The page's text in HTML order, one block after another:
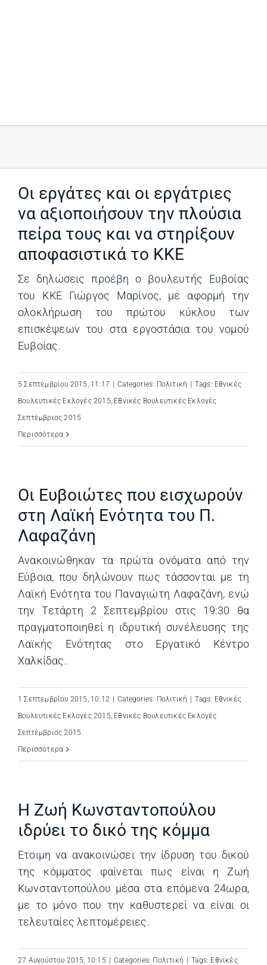
Οι εργάτες και οι εργάτριες
να αξιοποιήσουν την πλούσια
πείρα τους και να στηρίξουν
αποφασιστικά το ΚΚΕ
Σε δηλώσεις προέβη ο βουλευτής Ευβοίας
του ΚΚΕ Γιώργος Μαρίνος, με αφορμή την
ολοκλήρωση του πρώτου κύκλου των
επισκέψεων του στα εργοστάσια του νομού
Ευβοίας.
5 Σεπτεμβρίου 2015, 11:17 Categories: Πολιτική Tags: Εθνικές
Βουλευτικές Εκλογές 2015, Εθνικές Βουλευτικές Εκλογές
Σεπτέμβριος 2015
Περισσότερα
Οι Ευβοιώτες που εισχωρούν
στη Λαϊκή Ενότητα του Π.
Λαφαζάνη
Ανακοινώθηκαν τα πρώτα ονόματα από την
Εύβοια, που δηλώνουν πως τάσσονται με τη
Λαϊκή Ενότητα του Παναγιώτη Λαφαζάνη, ενώ
την Τετάρτη 2 Σεπτεμβρίου στις 19:30 θα
πραγματοποιηθεί η ιδρυτική συνέλευσης της
Λαϊκής Ενότητας στο Εργατικό Κέντρο
Χαλκίδας.
1 Σεπτεμβρίου 2015, 10:12 Categories: Πολιτική Tags: Εθνικές
Βουλευτικές Εκλογές 2015, Εθνικές Βουλευτικές Εκλογές
Σεπτέμβριος 2015
Περισσότερα
Η Ζωή Κωνσταντοπούλου
ιδρύει το δικό της κόμμα
Ετοιμη να ανακοινώσει την ίδρυση του δικού
της κόμματος φαίνεται πως είναι η Ζωή
Κωνσταντοπούλου μέσα στα επόμενα 24ωρα,
με το μόνο που την καθυστερεί να είναι οι
τελευταίες λεπτομέρειες.
27 Αυγούστου 2015, 10:15 Categories: Πολιτική Tags: Εθνικές